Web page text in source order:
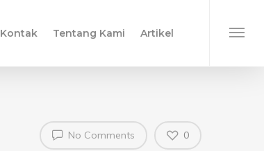
Kontak Tentang Kami Artikel
No Comments 0